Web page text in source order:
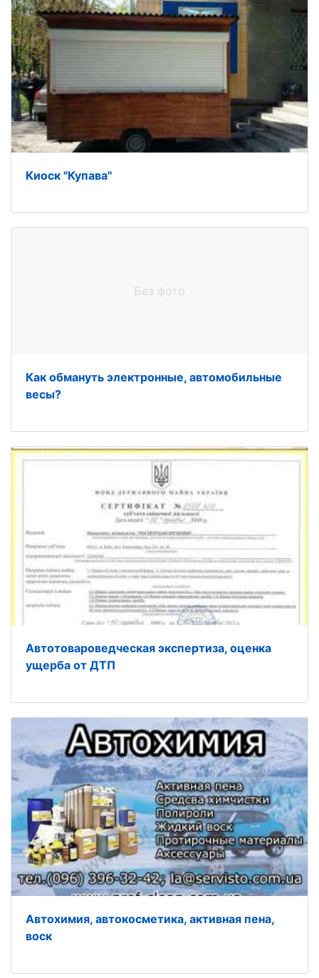
Киоск "Купава"
Без фото
Как обмануть электронные, автомобильные
весы?
Автотовароведческая экспертиза, оценка
ущерба от ДТП
Автохимия, автокосметика, активная пена,
воск